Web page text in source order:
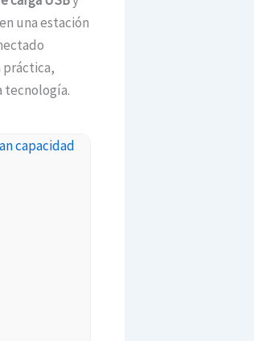
una estación
práctica,
tecnología.